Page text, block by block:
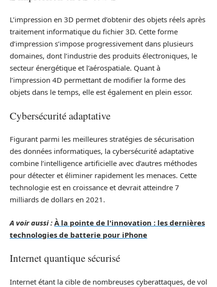
L’impression en 3D permet d’obtenir des objets réels après
traitement informatique du fichier 3D. Cette forme
d’impression s’impose progressivement dans plusieurs
domaines, dont l’industrie des produits électroniques, le
secteur énergétique et l’aérospatiale. Quant à
l’impression 4D permettant de modifier la forme des
objets dans le temps, elle est également en plein essor.
Cybersécurité adaptative
Figurant parmi les meilleures stratégies de sécurisation
des données informatiques, la cybersécurité adaptative
combine l’intelligence artificielle avec d’autres méthodes
pour détecter et éliminer rapidement les menaces. Cette
technologie est en croissance et devrait atteindre 7
milliards de dollars en 2021.
A voir aussi : À la pointe de l'innovation : les dernières
technologies de batterie pour iPhone
Internet quantique sécurisé
Internet étant la cible de nombreuses cyberattaques, de vol